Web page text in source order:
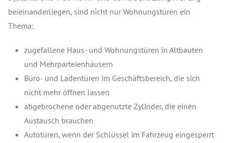
beieinanderliegen, sind nicht nur Wohnungstüren ein
Thema:
zugefallene Haus- und Wohnungstüren in Altbauten
und Mehrparteienhäusern
Büro- und Ladentüren im Geschäftsbereich, die sich
nicht mehr öffnen lassen
abgebrochene oder abgenutzte Zylinder, die einen
Austausch brauchen
Autotüren, wenn der Schlüssel im Fahrzeug eingesperrt